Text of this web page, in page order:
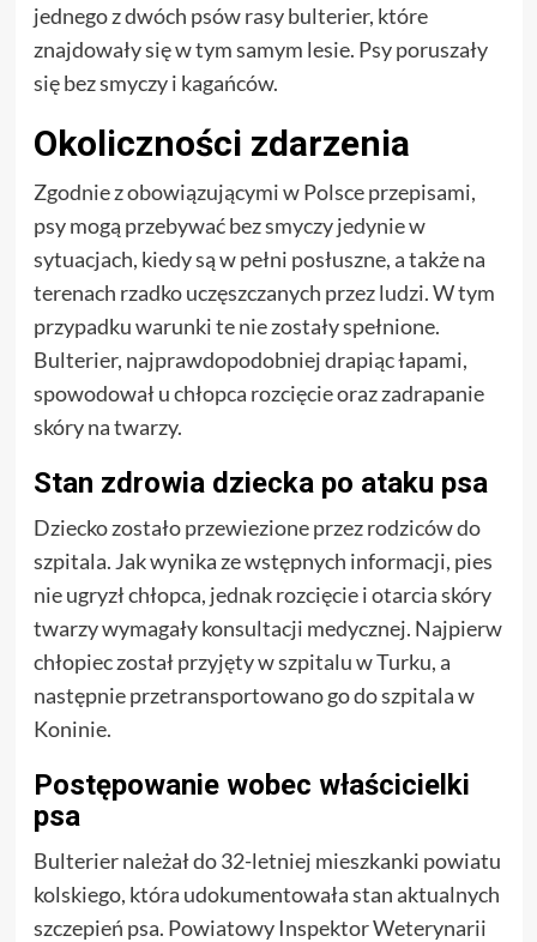
jednego z dwóch psów rasy bulterier, które
znajdowały się w tym samym lesie. Psy poruszały
się bez smyczy i kagańców.
Okoliczności zdarzenia
Zgodnie z obowiązującymi w Polsce przepisami,
psy mogą przebywać bez smyczy jedynie w
sytuacjach, kiedy są w pełni posłuszne, a także na
terenach rzadko uczęszczanych przez ludzi. W tym
przypadku warunki te nie zostały spełnione.
Bulterier, najprawdopodobniej drapiąc łapami,
spowodował u chłopca rozcięcie oraz zadrapanie
skóry na twarzy.
Stan zdrowia dziecka po ataku psa
Dziecko zostało przewiezione przez rodziców do
szpitala. Jak wynika ze wstępnych informacji, pies
nie ugryzł chłopca, jednak rozcięcie i otarcia skóry
twarzy wymagały konsultacji medycznej. Najpierw
chłopiec został przyjęty w szpitalu w Turku, a
następnie przetransportowano go do szpitala w
Koninie.
Postępowanie wobec właścicielki
psa
Bulterier należał do 32-letniej mieszkanki powiatu
kolskiego, która udokumentowała stan aktualnych
szczepień psa. Powiatowy Inspektor Weterynarii